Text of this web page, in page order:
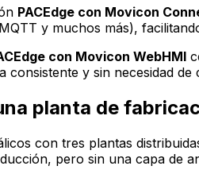
PACEdge con Movicon
y muchos más),
con Movicon WebHMI
y sin necesidad de
planta de
con tres plantas
pero sin una capa de